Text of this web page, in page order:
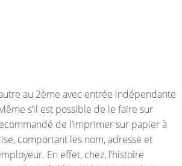
au 2ème avec entrée indépendante
s’il est possible de le faire sur
de l’imprimer sur papier à
comportant les nom, adresse et
En effet, chez, l’histoire